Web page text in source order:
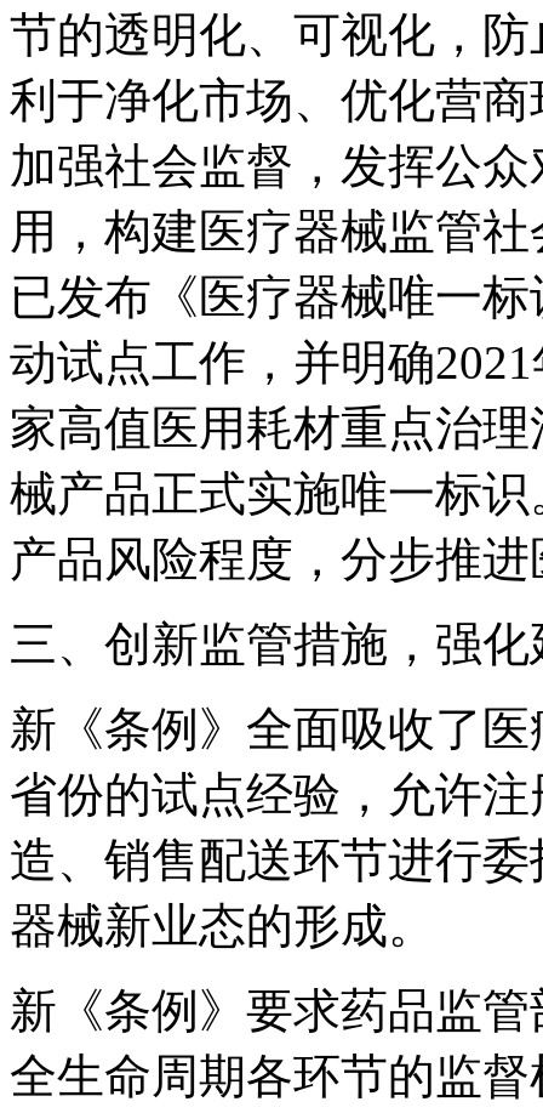
节的透明化、可视化，
利于净化市场、优化营
加强社会监督，发挥公
用，构建医疗器械监管
已发布《医疗器械唯一
动试点工作，并明确
家高值医用耗材重点治
械产品正式实施唯一标
产品风险程度，分步推
三、创新监管措施，强
新《条例》全面吸收了
省份的试点经验，允许
造、销售配送环节进行
器械新业态的形成。
新《条例》要求药品监
全生命周期各环节的监